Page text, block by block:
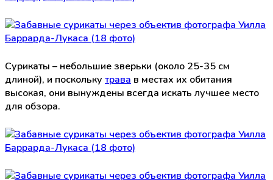
Сурикаты – небольшие зверьки (около 25-35 см
длиной), и поскольку трава в местах их обитания
высокая, они вынуждены всегда искать лучшее место
для обзора.